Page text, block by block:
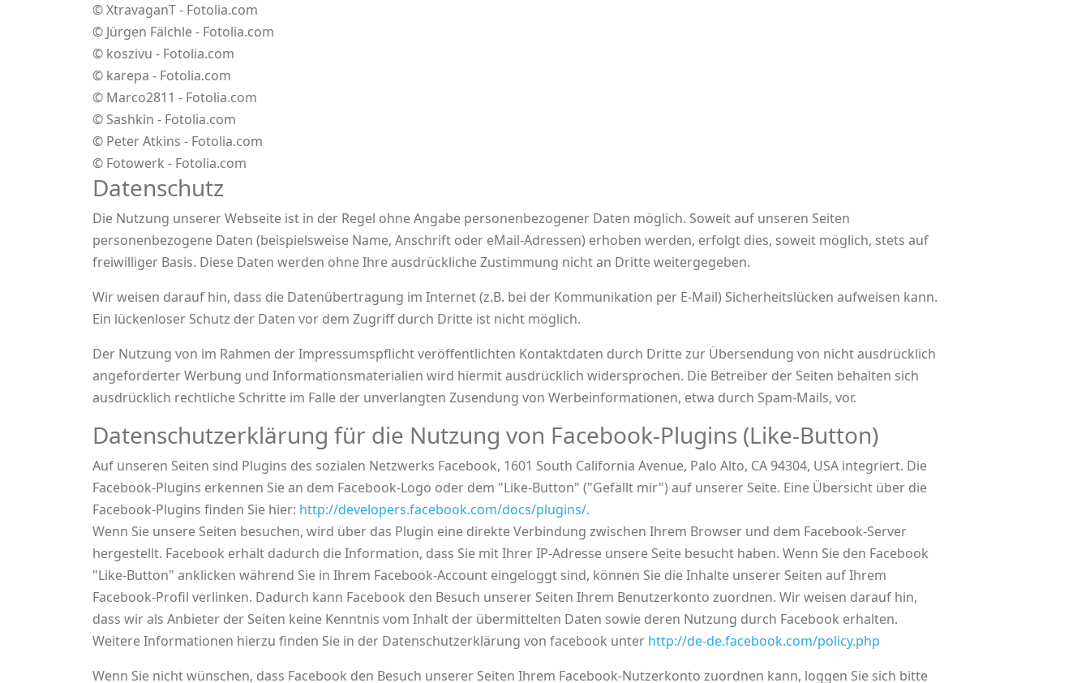
© XtravaganT - Fotolia.com
© Jürgen Fälchle - Fotolia.com
© koszivu - Fotolia.com
© karepa - Fotolia.com
© Marco2811 - Fotolia.com
© Sashkin - Fotolia.com
© Peter Atkins - Fotolia.com
© Fotowerk - Fotolia.com
Datenschutz
Die Nutzung unserer Webseite ist in der Regel ohne Angabe personenbezogener Daten möglich. Soweit auf unseren Seiten
personenbezogene Daten (beispielsweise Name, Anschrift oder eMail-Adressen) erhoben werden, erfolgt dies, soweit möglich, stets auf
freiwilliger Basis. Diese Daten werden ohne Ihre ausdrückliche Zustimmung nicht an Dritte weitergegeben.
Wir weisen darauf hin, dass die Datenübertragung im Internet (z.B. bei der Kommunikation per E-Mail) Sicherheitslücken aufweisen kann.
Ein lückenloser Schutz der Daten vor dem Zugriff durch Dritte ist nicht möglich.
Der Nutzung von im Rahmen der Impressumspflicht veröffentlichten Kontaktdaten durch Dritte zur Übersendung von nicht ausdrücklich
angeforderter Werbung und Informationsmaterialien wird hiermit ausdrücklich widersprochen. Die Betreiber der Seiten behalten sich
ausdrücklich rechtliche Schritte im Falle der unverlangten Zusendung von Werbeinformationen, etwa durch Spam-Mails, vor.
Datenschutzerklärung für die Nutzung von Facebook-Plugins (Like-Button)
Auf unseren Seiten sind Plugins des sozialen Netzwerks Facebook, 1601 South California Avenue, Palo Alto, CA 94304, USA integriert. Die
Facebook-Plugins erkennen Sie an dem Facebook-Logo oder dem "Like-Button" ("Gefällt mir") auf unserer Seite. Eine Übersicht über die
Facebook-Plugins finden Sie hier: http://developers.facebook.com/docs/plugins/.
Wenn Sie unsere Seiten besuchen, wird über das Plugin eine direkte Verbindung zwischen Ihrem Browser und dem Facebook-Server
hergestellt. Facebook erhält dadurch die Information, dass Sie mit Ihrer IP-Adresse unsere Seite besucht haben. Wenn Sie den Facebook
"Like-Button" anklicken während Sie in Ihrem Facebook-Account eingeloggt sind, können Sie die Inhalte unserer Seiten auf Ihrem
Facebook-Profil verlinken. Dadurch kann Facebook den Besuch unserer Seiten Ihrem Benutzerkonto zuordnen. Wir weisen darauf hin,
dass wir als Anbieter der Seiten keine Kenntnis vom Inhalt der übermittelten Daten sowie deren Nutzung durch Facebook erhalten.
Weitere Informationen hierzu finden Sie in der Datenschutzerklärung von facebook unter http://de-de.facebook.com/policy.php
Wenn Sie nicht wünschen, dass Facebook den Besuch unserer Seiten Ihrem Facebook-Nutzerkonto zuordnen kann, loggen Sie sich bitte